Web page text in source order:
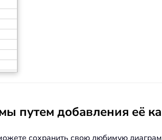
добавления её